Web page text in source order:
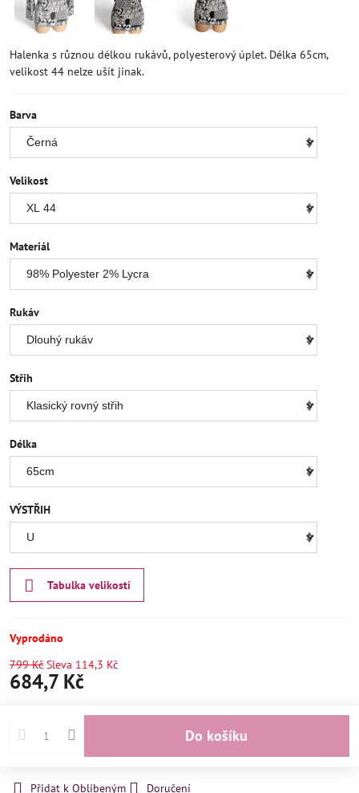
Halenka s různou délkou rukávů, polyesterový úplet. Délka 65cm,
velikost 44 nelze ušít jinak.
Barva
Velikost
Materiál
Rukáv
Střih
Délka
VÝSTŘIH
Tabulka velikostí
Vyprodáno
799 Kč Sleva 114,3 Kč
684,7 Kč
Do košíku
Přidat k Oblíbeným
Doručení